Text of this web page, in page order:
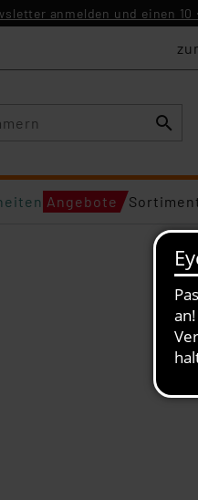
anmelden und einen
Angebote